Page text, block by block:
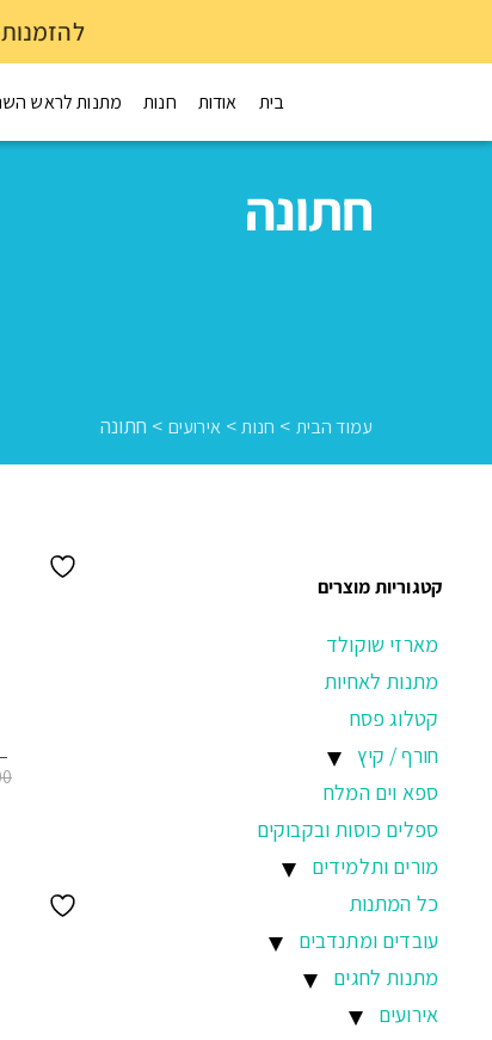
בית אודות חנות מתנות לראש
חתונה
עמוד הבית > חנות> אירועים > חתונה
קטגוריות מוצרים
מארזי שוקולד
מתנות לאחיות
קטלוג פסח
חורף / קיץ
ספא וים המלח
ספלים כוסות ובקבוקים
מורים ותלמידים
כל המתנות
עובדים ומתנדבים
מתנות לחגים
אירועים